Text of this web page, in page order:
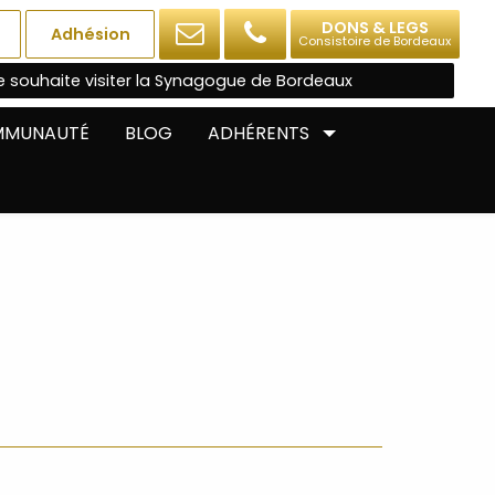
Adhésion DONS & LEGS
Consistoire de Bordeaux
souhaite visiter la Synagogue de Bordeaux
BLOG ADHÉRENTS